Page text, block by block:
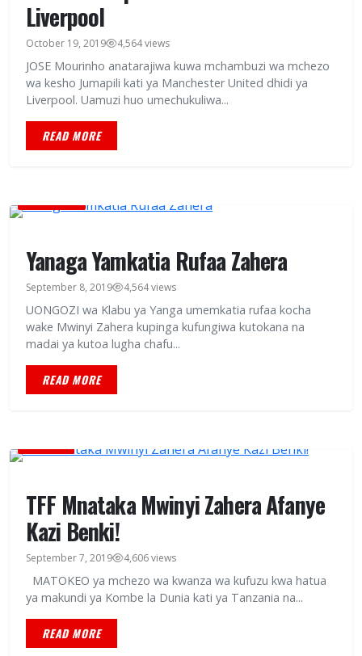
Liverpool
October 19, 2019 4,564 views
JOSE Mourinho anatarajiwa kuwa mchambuzi wa mchezo
wa kesho Jumapili kati ya Manchester United dhidi ya
Liverpool. Uamuzi huo umechukuliwa...
READ MORE
Yanaga Yamkatia Rufaa Zahera
September 8, 2019 4,564 views
UONGOZI wa Klabu ya Yanga umemkatia rufaa kocha
wake Mwinyi Zahera kupinga kufungiwa kutokana na
madai ya kutoa lugha chafu...
READ MORE
TFF Mnataka Mwinyi Zahera Afanye
Kazi Benki!
September 7, 2019 4,606 views
MATOKEO ya mchezo wa kwanza wa kufuzu kwa hatua
ya makundi ya Kombe la Dunia kati ya Tanzania na...
READ MORE